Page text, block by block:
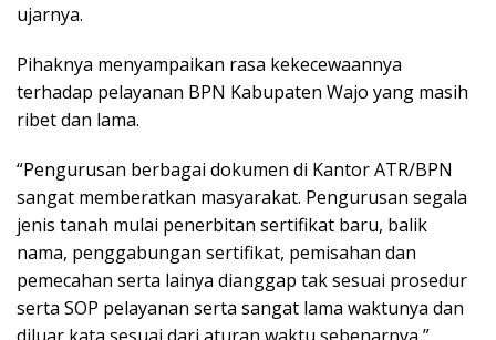
ujarnya.
Pihaknya menyampaikan rasa kekecewaannya
terhadap pelayanan BPN Kabupaten Wajo yang masih
ribet dan lama.
“Pengurusan berbagai dokumen di Kantor ATR/BPN
sangat memberatkan masyarakat. Pengurusan segala
jenis tanah mulai penerbitan sertifikat baru, balik
nama, penggabungan sertifikat, pemisahan dan
pemecahan serta lainya dianggap tak sesuai prosedur
serta SOP pelayanan serta sangat lama waktunya dan